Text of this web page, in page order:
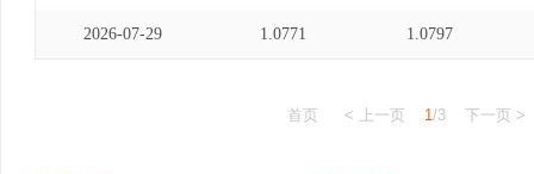
2026-07-29 1.0771 1.0797
首页 < 上一页 1/3 下一页 >